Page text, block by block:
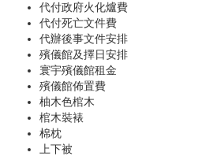
代付政府火化爐費
代付死亡文件費
代辦後事文件安排
殯儀館及擇日安排
寰宇殯儀館租金
殯儀館佈置費
柚木色棺木
棺木裝裱
棉枕
上下被